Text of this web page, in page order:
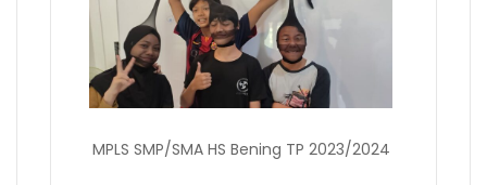
MPLS SMP/SMA HS Bening TP 2023/2024